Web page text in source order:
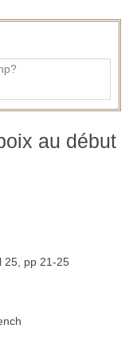
au début
25, pp 21-25